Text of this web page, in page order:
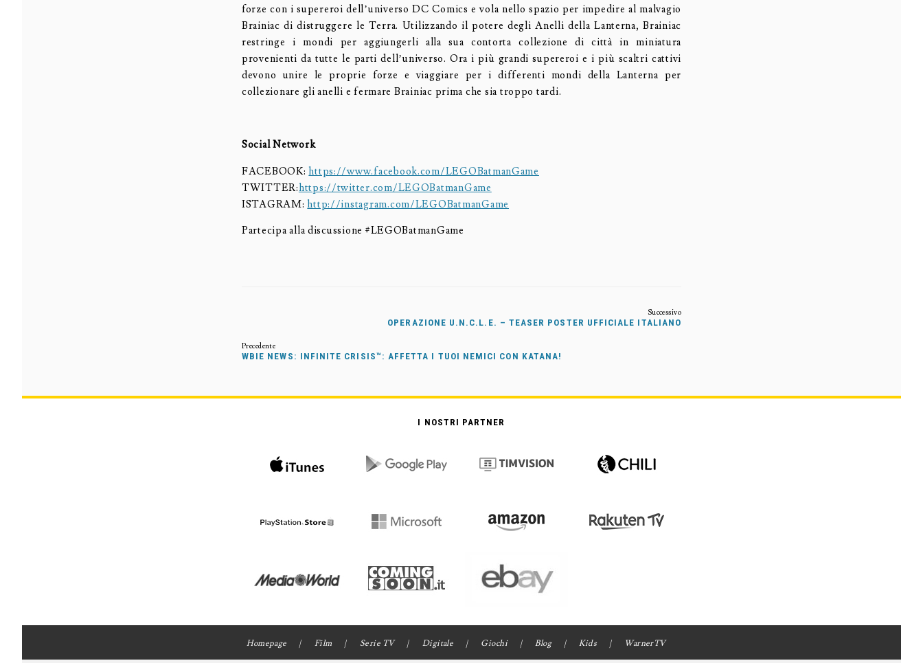
forze con i supereroi dell’universo DC Comics e vola nello spazio per impedire al malvagio
Brainiac di distruggere le Terra. Utilizzando il potere degli Anelli della Lanterna, Brainiac
restringe i mondi per aggiungerli alla sua contorta collezione di città in miniatura
provenienti da tutte le parti dell’universo. Ora i più grandi supereroi e i più scaltri cattivi
devono unire le proprie forze e viaggiare per i differenti mondi della Lanterna per
collezionare gli anelli e fermare Brainiac prima che sia troppo tardi.
Social Network
FACEBOOK:https://www.facebook.com/LEGOBatmanGame
TWITTER:https://twitter.com/LEGOBatmanGame
ISTAGRAM:http://instagram.com/LEGOBatmanGame
Partecipa alla discussione #LEGOBatmanGame
OPERAZIONE U.N.C.L.E. – TEASER POSTER UFFICIALE ITALIANO
WBIE NEWS: INFINITE CRISIS™: AFFETTA I TUOI NEMICI CON KATANA!
I NOSTRI PARTNER
Homepage Film Serie TV Digitale Giochi Blog Kids WarnerTV